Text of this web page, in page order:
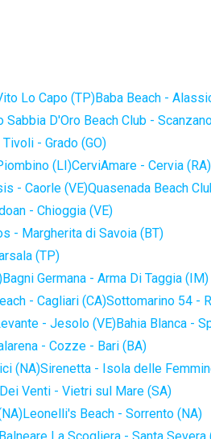
Lo Capo (TP)Baba Beach -
Sabbia D'Oro Beach Club -
Tivoli - Grado (GO)
(LI)CerviAmare - Cervia (RA)
- Caorle (VE)Quasenada Beach
- Chioggia (VE)
- Margherita di Savoia (BT)
(TP)
Bagni Germana - Arma Di Taggia (IM)
- Cagliari (CA)Sottomarino 54 -
- Jesolo (VE)Bahia Blanca -
- Cozze - Bari (BA)
(NA)Sirenetta - Isola delle
Venti - Vietri sul Mare (SA)
Leonelli's Beach - Sorrento (NA)